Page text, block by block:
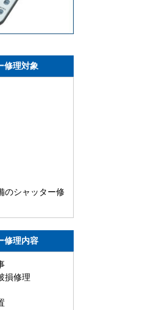
修理対象
のシャッター修
修理内容
損修理